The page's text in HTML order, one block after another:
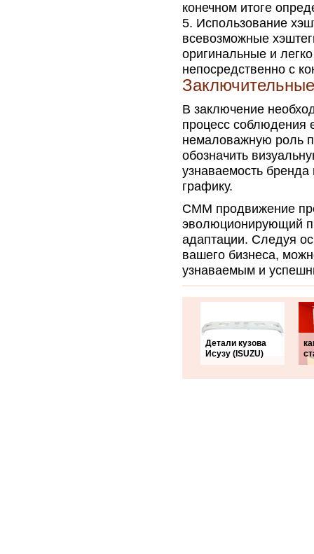
конечном итоге
Использование
всевозможные
оригинальные и
непосредственно с
В заключение
процесс соблюдения
немаловажную роль
обозначить
узнаваемость
графику.
СММ продвижение
эволюционирующий
адаптации. Следуя
вашего бизнеса,
узнаваемым и
Детали кузова
Исузу (ISUZU)